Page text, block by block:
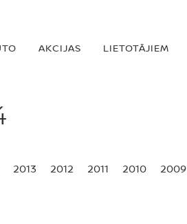
AKCIJAS LIETOTĀJIEM
2013 2012 2011 2010 2009